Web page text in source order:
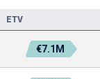
ETV
€7.1M